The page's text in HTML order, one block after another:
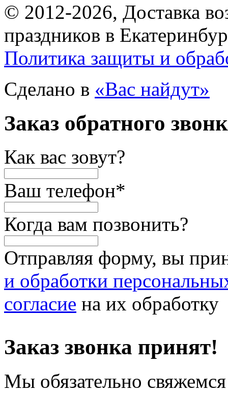
© 2012-2026, Доставка
праздников в
Политика защиты и
Сделано в «Вас найдут»
Заказ обратного
Как вас зовут?
Ваш телефон*
Когда вам позвонить?
Отправляя форму, вы
и обработки
согласие на их обработку
Заказ звонка принят!
Мы обязательно